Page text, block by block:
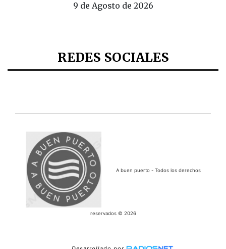
9 de Agosto de 2026
REDES SOCIALES
A buen puerto - Todos los derechos
reservados © 2026